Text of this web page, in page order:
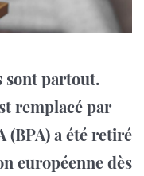
sont partout.
remplacé par
a été retiré
européenne dès